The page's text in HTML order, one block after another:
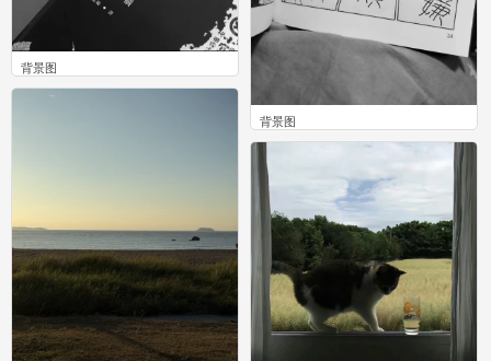
背景图
0
背景图
0